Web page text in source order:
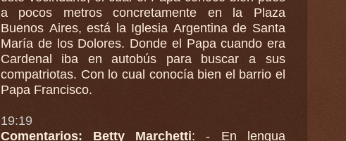
a pocos metros concretamente en la Plaza
Buenos Aires, está la Iglesia Argentina de Santa
María de los Dolores. Donde el Papa cuando era
Cardenal iba en autobús para buscar a sus
compatriotas. Con lo cual conocía bien el barrio el
Papa Francisco.
19:19
Comentarios: Betty Marchetti: - En lengua